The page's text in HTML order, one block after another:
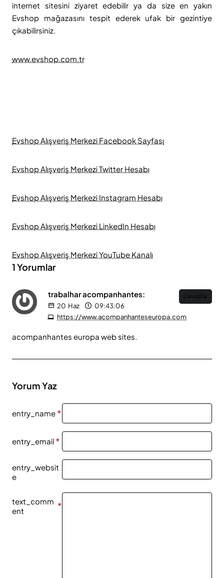
internet sitesini ziyaret edebilir ya da size en yakın
Evshop mağazasını tespit ederek ufak bir gezintiye
çıkabilirsiniz.
www.evshop.com.tr
Evshop Alışveriş Merkezi Facebook Sayfası
Evshop Alışveriş Merkezi Twitter Hesabı
Evshop Alışveriş Merkezi Instagram Hesabı
Evshop Alışveriş Merkezi LinkedIn Hesabı
Evshop Alışveriş Merkezi YouTube Kanalı
1 Yorumlar
trabalhar acompanhantes:
20 Haz
09:43:06
https://www.acompanhanteseuropa.com
Cevapla
acompanhantes europa web sites.
Yorum Yaz
entry_name
entry_email
entry_websit
e
text_comm
ent